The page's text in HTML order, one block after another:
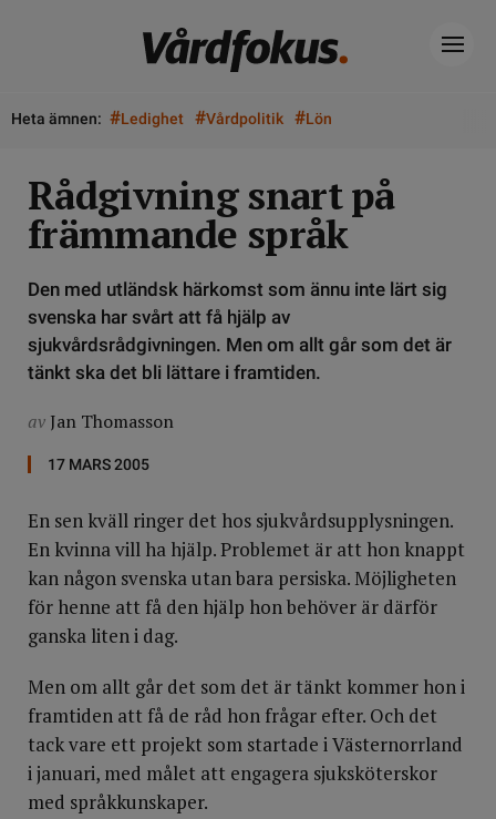
Heta ämnen: #Ledighet #Vårdpolitik #Lön
Rådgivning snart på
främmande språk
Den med utländsk härkomst som ännu inte lärt sig
svenska har svårt att få hjälp av
sjukvårdsrådgivningen. Men om allt går som det är
tänkt ska det bli lättare i framtiden.
av Jan Thomasson
17 MARS 2005
En sen kväll ringer det hos sjukvårdsupplysningen.
En kvinna vill ha hjälp. Problemet är att hon knappt
kan någon svenska utan bara persiska. Möjligheten
för henne att få den hjälp hon behöver är därför
ganska liten i dag.
Men om allt går det som det är tänkt kommer hon i
framtiden att få de råd hon frågar efter. Och det
tack vare ett projekt som startade i Västernorrland
i januari, med målet att engagera sjuksköterskor
med språkkunskaper.